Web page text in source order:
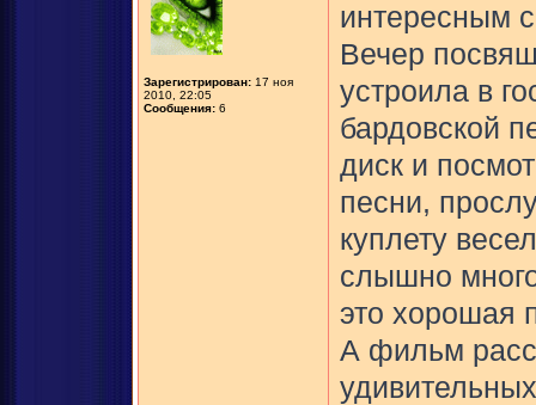
Зарегистрирован: 17 ноя
2010, 22:05
Сообщения: 6
интересным
Вечер
устроила в
бардовской
диск и
песни,
куплету
слышно
это хорошая
А фильм